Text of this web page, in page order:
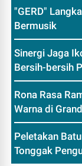
"GERD"
Bermusik
Sinergi Jaga
Bersih-bersih
Rona Rasa
Warna di
Peletakan
Tonggak